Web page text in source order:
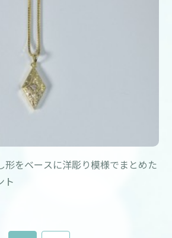
形をベースに洋彫り模様でまとめた
ト